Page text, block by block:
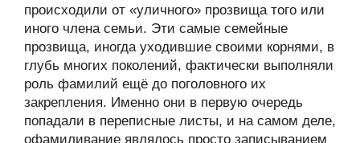
происходили от «уличного» прозвища того или
иного члена семьи. Эти самые семейные
прозвища, иногда уходившие своими корнями, в
глубь многих поколений, фактически выполняли
роль фамилий ещё до поголовного их
закрепления. Именно они в первую очередь
попадали в переписные листы, и на самом деле,
офамиливание являлось просто записыванием